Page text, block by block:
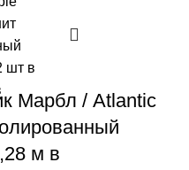
Марбл / Atlantic
м в